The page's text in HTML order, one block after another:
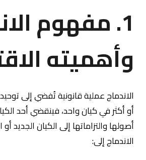
1. مفهوم
وأهميته
الاندماج عملية قانونية تُفضي إلى
أو أكثر في كيان واحد، فينقضي أحد
أصولها والتزاماتها إلى الكيان الجديد
الاندماج إلى: